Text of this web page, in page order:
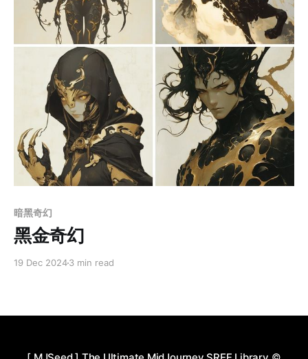
失层次，细微的笔触与整体的动态张力巧妙融合，营造出
一种既古典又现代的视觉效果。 应用场景： 1. 文学封面
与插画：适合奇幻、哥特风格小说的封面设计或内页插
图，传递神秘和深邃的氛围感 2. 影视概念设计：用于奇幻
或历史题材电影的角色概念与场景设定，增强叙事与视觉
冲击力 3. 游戏角色与场景美术：用于高端游戏中的角色设
计、Boss概念图或背景设定，打造沉浸式奇幻世界 4. 高
端品牌广告：适合珠宝、时尚品牌的广告视觉，突出奢华
与戏剧感
暗黑奇幻
黑金奇幻
19 Dec 20243 min read